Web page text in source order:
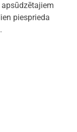
piesprieda